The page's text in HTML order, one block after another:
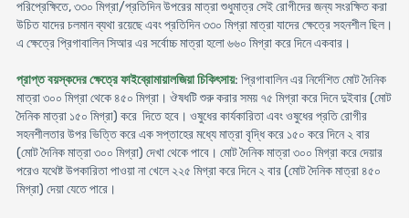
পরিপ্রেক্ষিতে, ৩৩০ মিগ্রা/প্রতিদিন উপরের মাত্রা শুধুমাত্র সেই রোগীদের জন্য সংরক্ষিত করা
উচিত যাদের চলমান ব্যথা রয়েছে এবং প্রতিদিন ৩৩০ মিগ্রা মাত্রা যাদের ক্ষেত্রে সহনশীল ছিল।
এ ক্ষেত্রে প্রিগাবালিন সিআর এর সর্বোচ্চ মাত্রা হলো ৬৬০ মিগ্রা করে দিনে একবার।
প্রাপ্ত বয়স্কদের ক্ষেত্রে ফাইব্রোমায়ালজিয়া চিকিৎসায়: প্রিগাবালিন এর নির্দেশিত মোট দৈনিক
মাত্রা ৩০০ মিগ্রা থেকে ৪৫০ মিগ্রা। ঔষধটি শুরু করার সময় ৭৫ মিগ্রা করে দিনে দুইবার (মোট
দৈনিক মাত্রা ১৫০ মিগ্রা) করে দিতে হবে। ওষুধের কার্যকারিতা এবং ওষুধের প্রতি রোগীর
সহনশীলতার উপর ভিত্তি করে এক সপ্তাহের মধ্যে মাত্রা বৃদ্ধি করে ১৫০ করে দিনে ২ বার
(মোট দৈনিক মাত্রা ৩০০ মিগ্রা) দেখা থেকে পাবে। মোট দৈনিক মাত্রা ৩০০ মিগ্রা করে দেয়ার
পরেও যথেষ্ট উপকারিতা পাওয়া না খেলে ২২৫ মিগ্রা করে দিনে ২ বার (মোট দৈনিক মাত্রা ৪৫০
মিগ্রা) দেয়া যেতে পারে।